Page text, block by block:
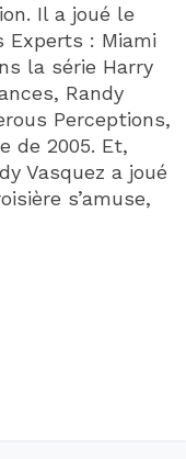
Il a joué le
Experts : Miami
la série Harry
Randy
Perceptions,
de 2005. Et,
Vasquez a joué
s’amuse,